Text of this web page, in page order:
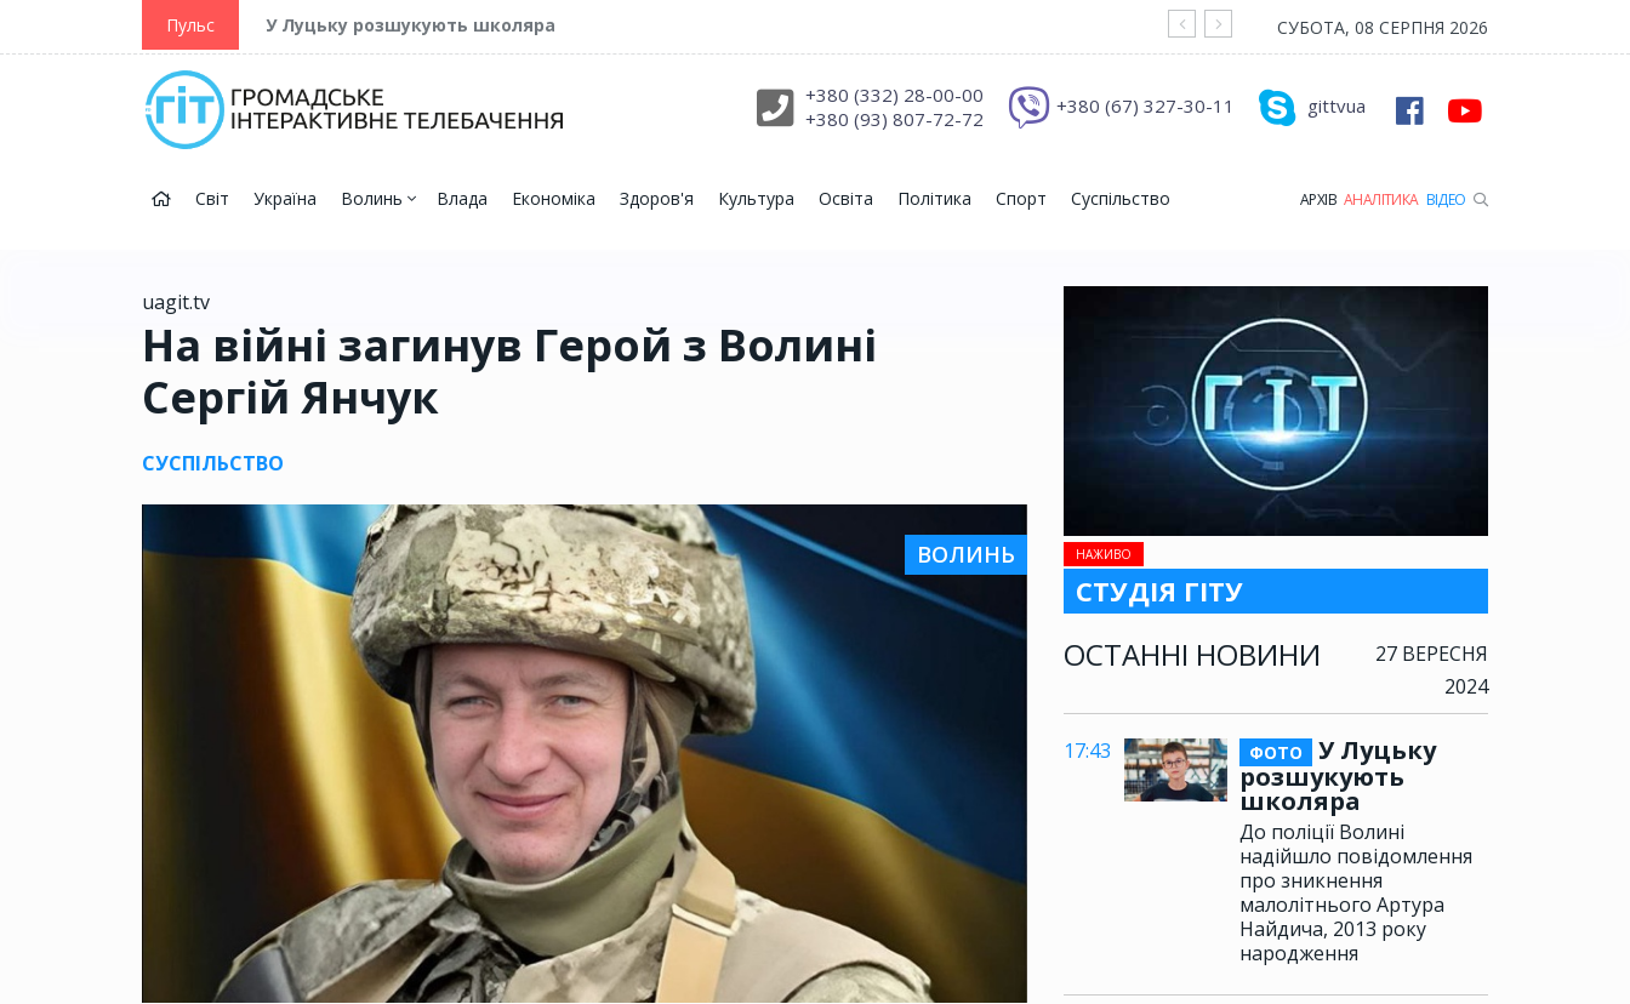
Пульс У Луцьку розшукують школяра На війні загинув Герой з Рожищенської
СУБОТА, 08 СЕРПНЯ 2026
gittvua
+380 (67) 327-30-11
+380 (332) 28-00-00
+380 (93) 807-72-72
Світ Україна Волинь Влада Економіка Здоров'я Культура Освіта Політика Спорт Суспільство АРХІВ АНАЛІТИКА ВІДЕО
НАЖИВО
СТУДІЯ ГІТУ
ОСТАННІ НОВИНИ
27 ВЕРЕСНЯ
2024
17:43 ФОТО
У Луцьку
розшукують
школяра
До поліції Волині
надійшло повідомлення
про зникнення
малолітнього Артура
Найдича, 2013 року
народження
uagit.tv
На війні загинув Герой з Волині
Сергій Янчук
СУСПІЛЬСТВО
ВОЛИНЬ